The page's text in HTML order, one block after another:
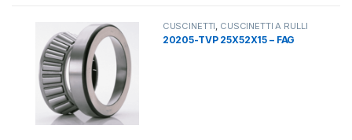
CUSCINETTI CUSCINETTI A RULLI
20205-TVP 25X52X15 – FAG